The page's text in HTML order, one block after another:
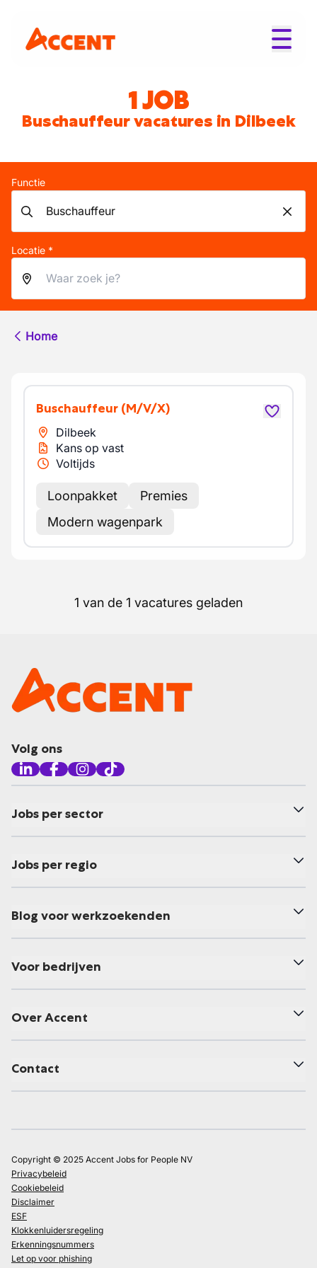
1 JOB
Buschauffeur vacatures in Dilbeek
Functie
Locatie *
Home
Buschauffeur (M/V/X)
Dilbeek
Kans op vast
Voltijds
Loonpakket
Premies
Modern wagenpark
1 van de 1 vacatures geladen
Volg ons
Jobs per sector
Jobs per regio
Blog voor werkzoekenden
Voor bedrijven
Over Accent
Contact
Copyright © 2025 Accent Jobs for People NV
Privacybeleid
Cookiebeleid
Disclaimer
ESF
Klokkenluidersregeling
Erkenningsnummers
Let op voor phishing